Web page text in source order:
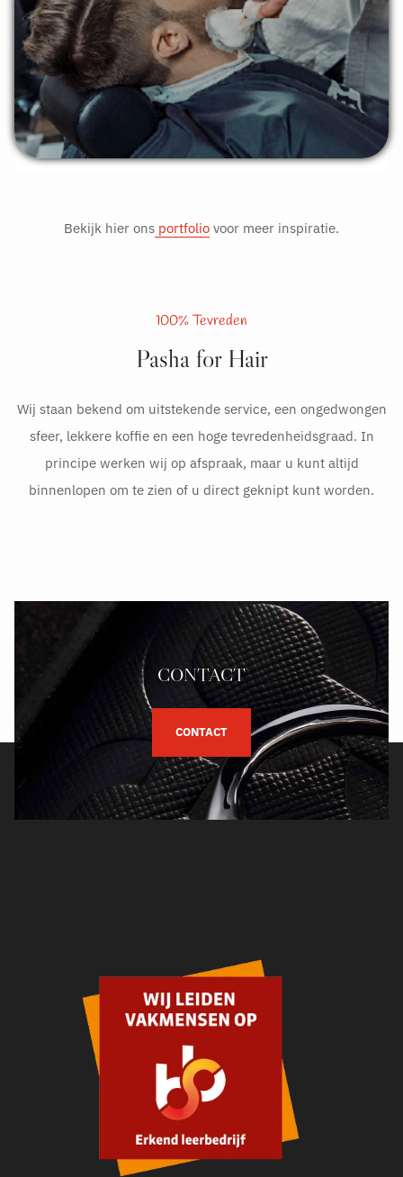
Bekijk hier ons portfolio voor meer inspiratie.
100% Tevreden
Pasha for Hair
Wij staan bekend om uitstekende service, een ongedwongen
sfeer, lekkere koffie en een hoge tevredenheidsgraad. In
principe werken wij op afspraak, maar u kunt altijd
binnenlopen om te zien of u direct geknipt kunt worden.
CONTACT
CONTACT